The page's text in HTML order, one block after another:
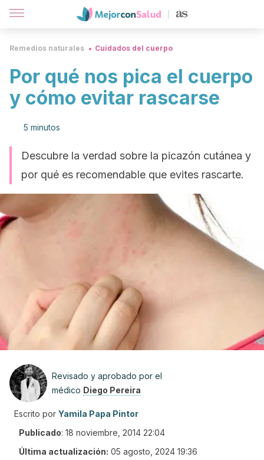
Remedios naturales Cuidados del cuerpo
Por qué nos pica el cuerpo
y cómo evitar rascarse
5 minutos
Descubre la verdad sobre la picazón cutánea y
por qué es recomendable que evites rascarte.
Revisado y aprobado por el
médico Diego Pereira
Escrito por Yamila Papa Pintor
Publicado: 18 noviembre, 2014 22:04
Última actualización: 05 agosto, 2024 19:36